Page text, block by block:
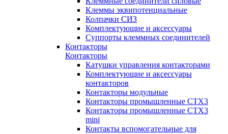
Клеммы эквипотенциальные
Колпачки СИЗ
Комплектующие и аксессуары
Суппорты клеммных соединителей
Контакторы
Контакторы
Катушки управления контакторами
Комплектующие и аксессуары
контакторов
Контакторы модульные
Контакторы промышленные CTX3
Контакторы промышленные CTX3
mini
Контакты вспомогательные для